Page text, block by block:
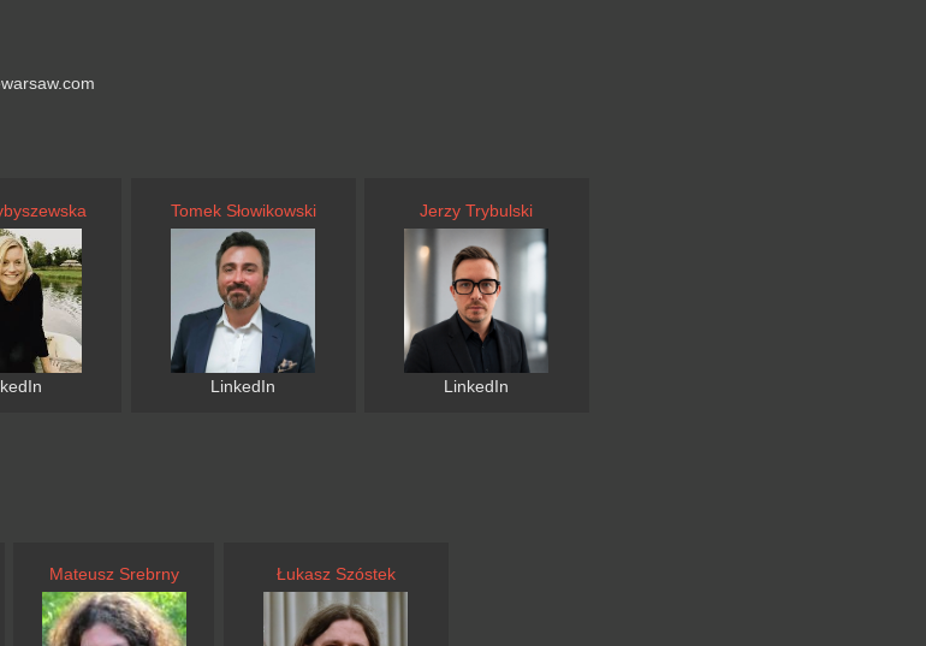
Tomek Słowikowski
LinkedIn
Jerzy Trybulski
LinkedIn
Mateusz Srebrny Łukasz Szóstek